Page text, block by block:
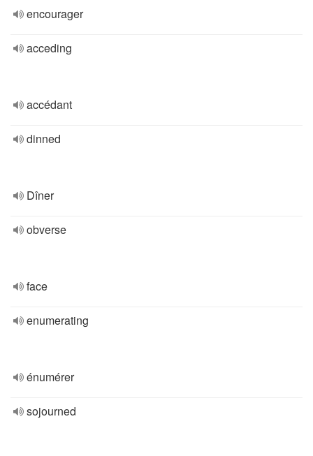
encourager
acceding
accédant
dinned
Dîner
obverse
face
enumerating
énumérer
sojourned